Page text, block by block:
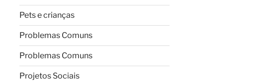
Pets e crianças
Problemas Comuns
Problemas Comuns
Projetos Sociais